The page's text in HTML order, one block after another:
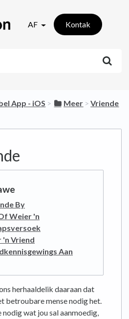
AF Kontak
App - iOS ​ > ​ ​Meer ​ > ​​Vriende
By
Weier 'n
Vriend
Aan
herhaaldelik daaraan dat
betroubare mense nodig het.
nodig wat jou sal aanmoedig,